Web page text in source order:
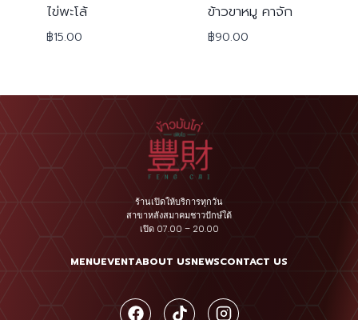
ไข่พะโล้
฿15.00
ข้าวขาหมู คาจัก
฿90.00
ร้านเปิดให้บริการทุกวัน
สาขาหลังสมาคมชาวปักษ์ใต้
เปิด 07.00 – 20.00
MENUEVENTABOUT USNEWSCONTACT US